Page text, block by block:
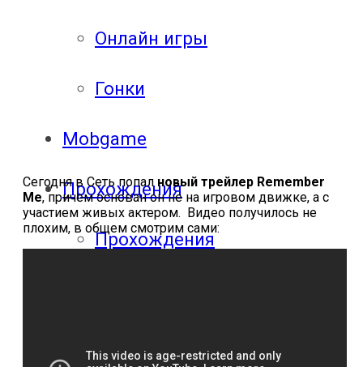
Онлайн игры
Гонки
Mobgame
Прохождения
Прохождения
Сегодня в Сеть попал новый трейлер Remember
Me, причем основан он не на игровом движке, а с
участием живых актером. Видео получилось не
плохим, в общем смотрим сами: